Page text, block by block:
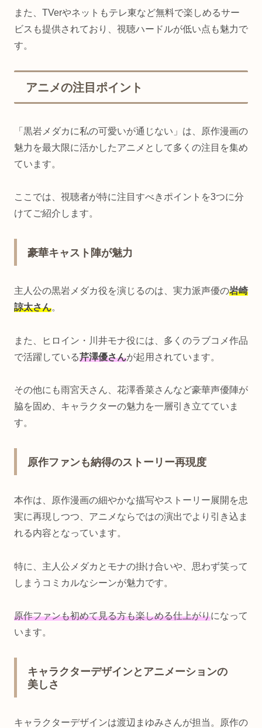
また、TVerやネットもテレ東など無料で楽しめるサー
ビスも提供されており、視聴ハードルが低い点も魅力で
す。
アニメの注目ポイント
「黒岩メダカに私の可愛いが通じない」は、原作漫画の
魅力を最大限に活かしたアニメとして多くの注目を集め
ています。
ここでは、視聴者が特に注目すべきポイントを3つに分
けてご紹介します。
豪華キャスト陣が魅力
主人公の黒岩メダカ役を演じるのは、実力派声優の岩崎
諒太さん。
また、ヒロイン・川井モナ役には、多くのラブコメ作品
で活躍している芹澤優さんが起用されています。
その他にも雨宮天さん、花澤香菜さんなど豪華声優陣が
脇を固め、キャラクターの魅力を一層引き立てていま
す。
原作ファンも納得のストーリー再現度
本作は、原作漫画の細やかな描写やストーリー展開を忠
実に再現しつつ、アニメならではの演出でより引き込ま
れる内容となっています。
特に、主人公メダカとモナの掛け合いや、思わず笑って
しまうコミカルなシーンが魅力です。
原作ファンも初めて見る方も楽しめる仕上がりになって
います。
キャラクターデザインとアニメーションの
美しさ
キャラクターデザインは渡辺まゆみさんが担当。原作の